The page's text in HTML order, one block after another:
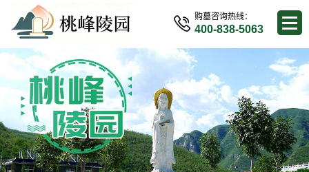
购墓咨询热线：
400-838-5063